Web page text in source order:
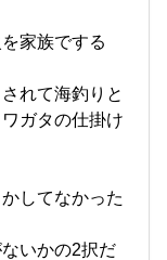
家族でする
れて海釣りと
ガタの仕掛け
してなかった
いかの2択だ